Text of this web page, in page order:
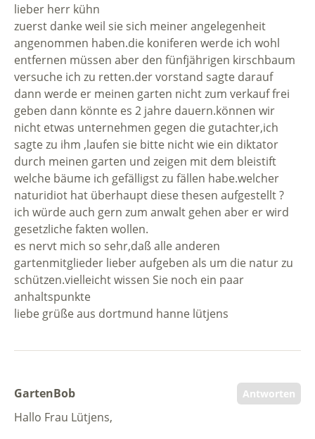
lieber herr kühn
zuerst danke weil sie sich meiner angelegenheit
angenommen haben.die koniferen werde ich wohl
entfernen müssen aber den fünfjährigen kirschbaum
versuche ich zu retten.der vorstand sagte darauf
dann werde er meinen garten nicht zum verkauf frei
geben dann könnte es 2 jahre dauern.können wir
nicht etwas unternehmen gegen die gutachter,ich
sagte zu ihm ,laufen sie bitte nicht wie ein diktator
durch meinen garten und zeigen mit dem bleistift
welche bäume ich gefälligst zu fällen habe.welcher
naturidiot hat überhaupt diese thesen aufgestellt ?
ich würde auch gern zum anwalt gehen aber er wird
gesetzliche fakten wollen.
es nervt mich so sehr,daß alle anderen
gartenmitglieder lieber aufgeben als um die natur zu
schützen.vielleicht wissen Sie noch ein paar
anhaltspunkte
liebe grüße aus dortmund hanne lütjens
Antworten
GartenBob
Hallo Frau Lütjens,